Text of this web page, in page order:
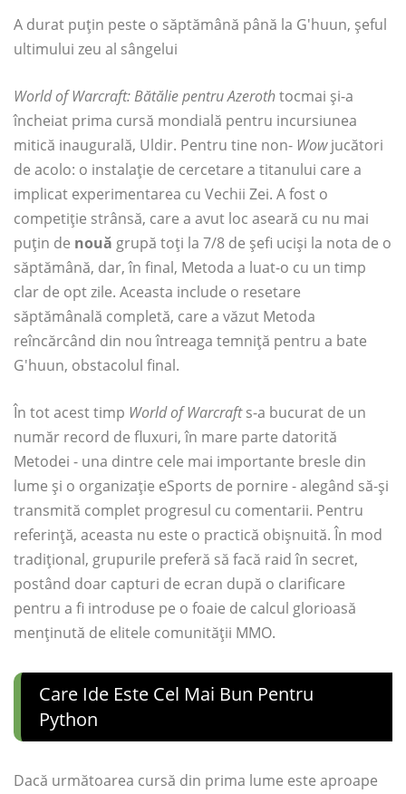
A durat puțin peste o săptămână până la G'huun, șeful
ultimului zeu al sângelui
World of Warcraft: Bătălie pentru Azerothtocmai și-a
încheiat prima cursă mondială pentru incursiunea
mitică inaugurală, Uldir. Pentru tine non- Wowjucători
de acolo: o instalație de cercetare a titanului care a
implicat experimentarea cu Vechii Zei. A fost o
competiție strânsă, care a avut loc aseară cu nu mai
puțin de nouă grupă toți la 7/8 de șefi uciși la nota de o
săptămână, dar, în final, Metoda a luat-o cu un timp
clar de opt zile. Aceasta include o resetare
săptămânală completă, care a văzut Metoda
reîncărcând din nou întreaga temniță pentru a bate
G'huun, obstacolul final.
În tot acest timp World of Warcrafts-a bucurat de un
număr record de fluxuri, în mare parte datorită
Metodei - una dintre cele mai importante bresle din
lume și o organizație eSports de pornire - alegând să-și
transmită complet progresul cu comentarii. Pentru
referință, aceasta nu este o practică obișnuită. În mod
tradițional, grupurile preferă să facă raid în secret,
postând doar capturi de ecran după o clarificare
pentru a fi introduse pe o foaie de calcul glorioasă
menținută de elitele comunității MMO.
Care Ide Este Cel Mai Bun Pentru
Python
Dacă următoarea cursă din prima lume este aproape